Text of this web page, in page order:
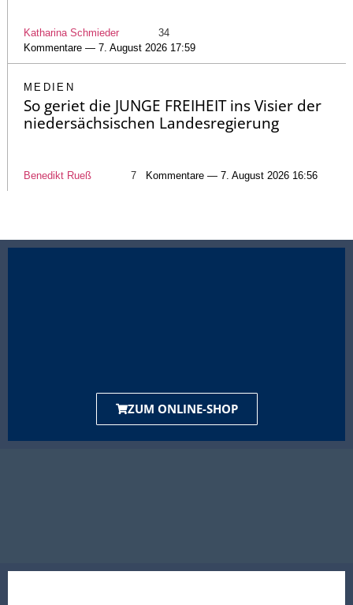
Katharina Schmieder
34
Kommentare — 7. August 2026 17:59
MEDIEN
So geriet die JUNGE FREIHEIT ins Visier der
niedersächsischen Landesregierung
Benedikt Rueß 7 Kommentare — 7. August 2026 16:56
ZUM ONLINE-SHOP